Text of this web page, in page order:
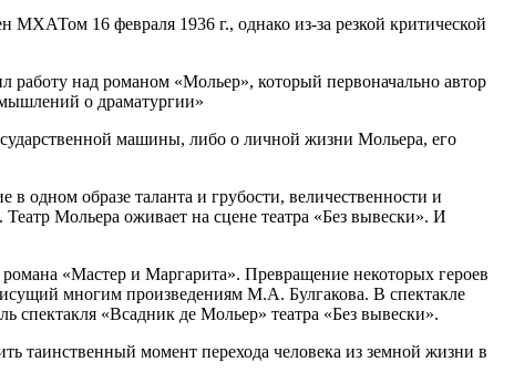
МХАТом 16 февраля 1936 г., однако из-за резкой критической
работу над романом «Мольер», который первоначально автор
о драматургии»
машины, либо о личной жизни Мольера, его
одном образе таланта и грубости, величественности и
Мольера оживает на сцене театра «Без вывески». И
«Мастер и Маргарита». Превращение некоторых героев
многим произведениям М.А. Булгакова. В спектакле
спектакля «Всадник де Мольер» театра «Без вывески».
таинственный момент перехода человека из земной жизни в